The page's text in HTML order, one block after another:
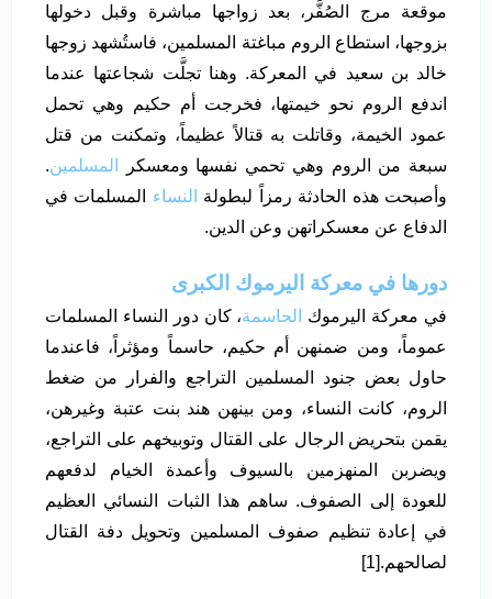
موقعة مرج الصُفَّر، بعد زواجها مباشرة وقبل دخولها
بزوجها، استطاع الروم مباغتة المسلمين، فاستُشهد زوجها
خالد بن سعيد في المعركة. وهنا تجلَّت شجاعتها عندما
اندفع الروم نحو خيمتها، فخرجت أم حكيم وهي تحمل
عمود الخيمة، وقاتلت به قتالاً عظيماً، وتمكنت من قتل
سبعة من الروم وهي تحمي نفسها ومعسكر
المسلمين.
وأصبحت هذه الحادثة رمزاً لبطولة
النساء المسلمات في
الدفاع عن معسكراتهن وعن الدين.
دورها في معركة اليرموك الكبرى
في معركة اليرموك الحاسمة، كان دور النساء المسلمات
عموماً، ومن ضمنهن أم حكيم، حاسماً ومؤثراً، فاعندما
حاول بعض جنود المسلمين التراجع والفرار من ضغط
الروم، كانت النساء، ومن بينهن هند بنت عتبة وغيرهن،
يقمن بتحريض الرجال على القتال وتوبيخهم على التراجع،
ويضربن المنهزمين بالسيوف وأعمدة الخيام لدفعهم
للعودة إلى الصفوف. ساهم هذا الثبات النسائي العظيم
في إعادة تنظيم صفوف المسلمين وتحويل دفة القتال
لصالحهم.[1]